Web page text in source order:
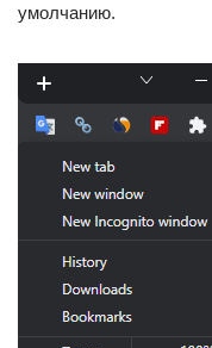
умолчанию.